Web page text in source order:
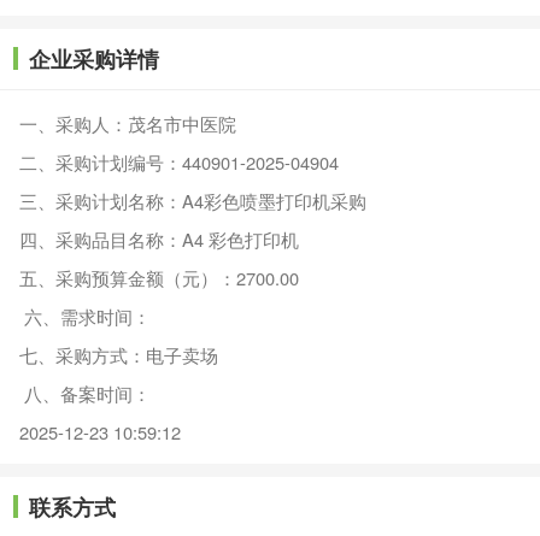
企业采购详情
一、采购人：茂名市中医院
二、采购计划编号：440901-2025-04904
三、采购计划名称：A4彩色喷墨打印机采购
四、采购品目名称：A4 彩色打印机
五、采购预算金额（元）：2700.00
六、需求时间：
七、采购方式：电子卖场
八、备案时间：
2025-12-23 10:59:12
联系方式